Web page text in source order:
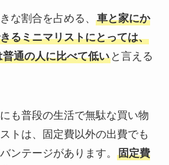
な割合を占める、 車と家にか
るミニマリストにとっては、
通の人に比べて低いと言える
も普段の生活で無駄な買い物
トは、固定費以外の出費でも
ンテージがあります。 固定費